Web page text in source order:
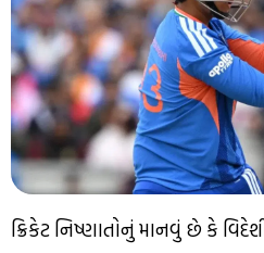
ક્રિકેટ નિષ્ણાતોનું માનવું છે કે